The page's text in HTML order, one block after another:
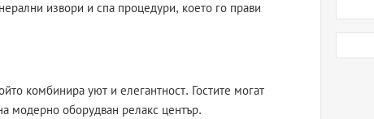
извори и спа процедури, което го прави
комбинира уют и елегантност. Гостите могат
модерно оборудван релакс център.